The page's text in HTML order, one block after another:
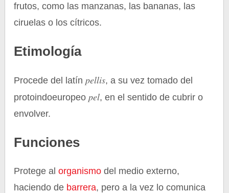
frutos, como las manzanas, las bananas, las
ciruelas o los cítricos.
Etimología
Procede del latínpellis, a su vez tomado del
protoindoeuropeopel, en el sentido de cubrir o
envolver.
Funciones
Protege alorganismo del medio externo,
haciendo de barrera, pero a la vez lo comunica